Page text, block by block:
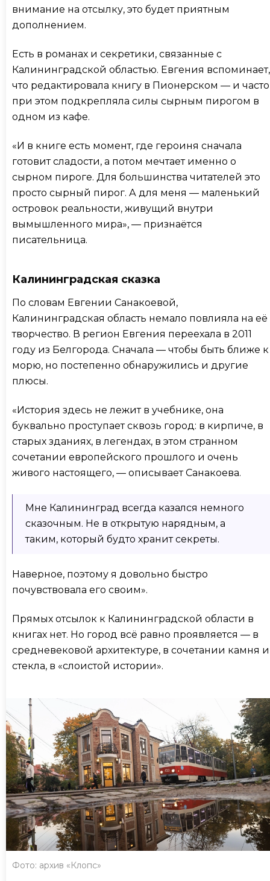
внимание на отсылку, это будет приятным
дополнением.
Есть в романах и секретики, связанные с
Калининградской областью. Евгения вспоминает,
что редактировала книгу в Пионерском — и часто
при этом подкрепляла силы сырным пирогом в
одном из кафе.
«И в книге есть момент, где героиня сначала
готовит сладости, а потом мечтает именно о
сырном пироге. Для большинства читателей это
просто сырный пирог. А для меня — маленький
островок реальности, живущий внутри
вымышленного мира», — признаётся
писательница.
Калининградская сказка
По словам Евгении Санакоевой,
Калининградская область немало повлияла на её
творчество. В регион Евгения переехала в 2011
году из Белгорода. Сначала — чтобы быть ближе к
морю, но постепенно обнаружились и другие
плюсы.
«История здесь не лежит в учебнике, она
буквально проступает сквозь город: в кирпиче, в
старых зданиях, в легендах, в этом странном
сочетании европейского прошлого и очень
живого настоящего, — описывает Санакоева.
Мне Калининград всегда казался немного
сказочным. Не в открытую нарядным, а
таким, который будто хранит секреты.
Наверное, поэтому я довольно быстро
почувствовала его своим».
Прямых отсылок к Калининградской области в
книгах нет. Но город всё равно проявляется — в
средневековой архитектуре, в сочетании камня и
стекла, в «слоистой истории».
Фото: архив «Клопс»